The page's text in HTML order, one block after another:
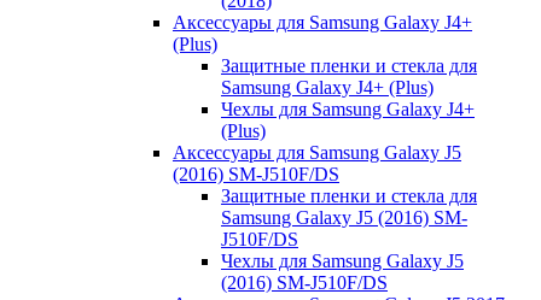
Аксессуары для Samsung Galaxy J4+
(Plus)
Защитные пленки и стекла для
Samsung Galaxy J4+ (Plus)
Чехлы для Samsung Galaxy J4+
(Plus)
Аксессуары для Samsung Galaxy J5
(2016) SM-J510F/DS
Защитные пленки и стекла для
Samsung Galaxy J5 (2016) SM-
J510F/DS
Чехлы для Samsung Galaxy J5
(2016) SM-J510F/DS